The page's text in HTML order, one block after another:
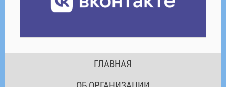
ГЛАВНАЯ